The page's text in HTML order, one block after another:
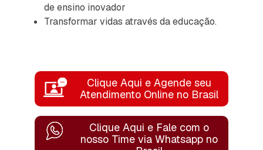
de ensino inovador
Transformar vidas através da educação.
Clique Aqui e Agende seu
Atendimento Online no Brasil
Clique Aqui e Fale com o
nosso Time via Whatsapp no